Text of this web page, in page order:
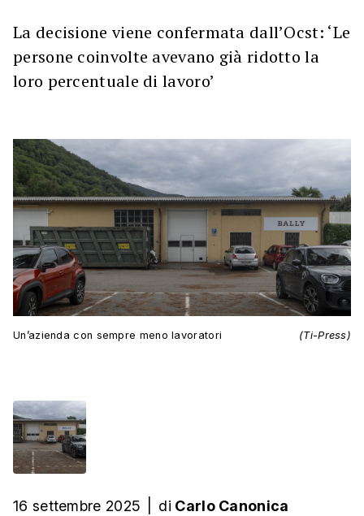
La decisione viene confermata dall’Ocst: ‘Le
persone coinvolte avevano già ridotto la
loro percentuale di lavoro’
Un’azienda con sempre meno lavoratori (Ti-Press)
16 settembre 2025 di Carlo Canonica